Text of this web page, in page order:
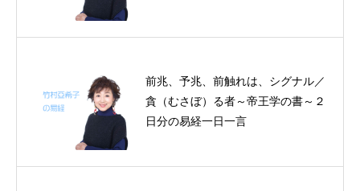
前兆、予兆、前触れは、シグナル／
貪（むさぼ）る者～帝王学の書～２
日分の易経一日一言